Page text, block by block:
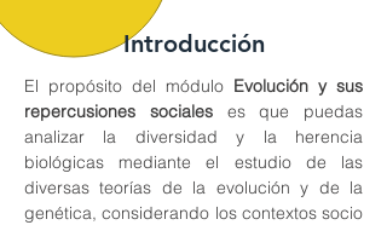
Introducción
El propósito del módulo Evolución y sus
repercusiones sociales es que puedas
analizar la diversidad y la herencia
biológicas mediante el estudio de las
diversas teorías de la evolución y de la
genética, considerando los contextos socio